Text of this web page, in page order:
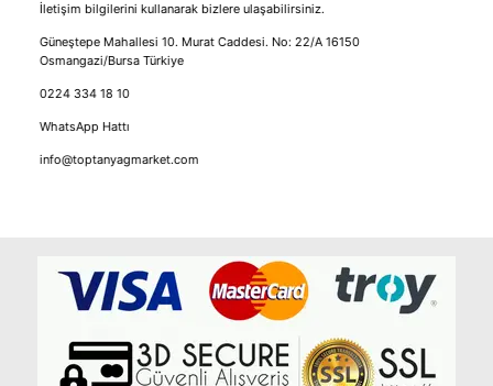
İletişim bilgilerini kullanarak bizlere ulaşabilirsiniz.
Güneştepe Mahallesi 10. Murat Caddesi. No: 22/A 16150
Osmangazi/Bursa Türkiye
0224 334 18 10
WhatsApp Hattı
info@toptanyagmarket.com